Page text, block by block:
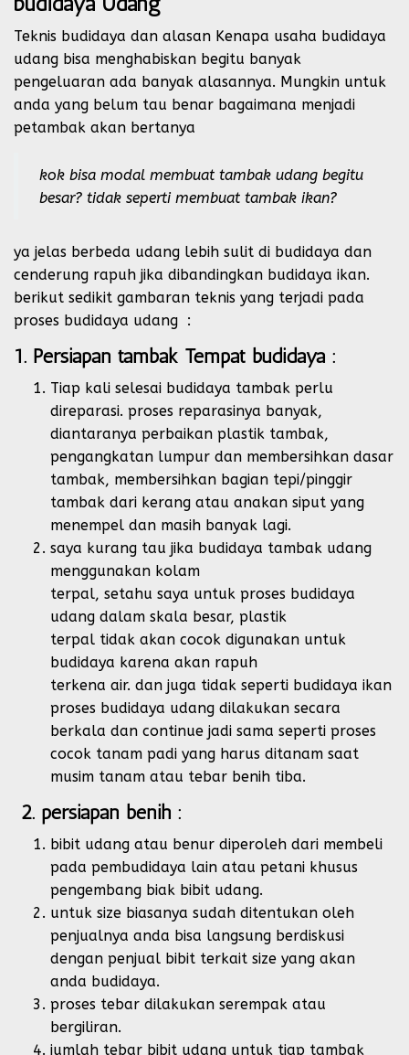
Teknis budidaya dan alasan Kenapa usaha budidaya
udang bisa menghabiskan begitu banyak
pengeluaran ada banyak alasannya. Mungkin untuk
anda yang belum tau benar bagaimana menjadi
petambak akan bertanya
kok bisa modal membuat tambak udang begitu
besar? tidak seperti membuat tambak ikan?
ya jelas berbeda udang lebih sulit di budidaya dan
cenderung rapuh jika dibandingkan budidaya ikan.
berikut sedikit gambaran teknis yang terjadi pada
proses budidaya udang :
1. Persiapan tambak Tempat budidaya :
Tiap kali selesai budidaya tambak perlu
direparasi. proses reparasinya banyak,
diantaranya perbaikan plastik tambak,
pengangkatan lumpur dan membersihkan dasar
tambak, membersihkan bagian tepi/pinggir
tambak dari kerang atau anakan siput yang
menempel dan masih banyak lagi.
saya kurang tau jika budidaya tambak udang
menggunakan kolam
terpal, setahu saya untuk proses budidaya
udang dalam skala besar, plastik
terpal tidak akan cocok digunakan untuk
budidaya karena akan rapuh
terkena air. dan juga tidak seperti budidaya ikan
proses budidaya udang dilakukan secara
berkala dan continue jadi sama seperti proses
cocok tanam padi yang harus ditanam saat
musim tanam atau tebar benih tiba.
2. persiapan benih :
bibit udang atau benur diperoleh dari membeli
pada pembudidaya lain atau petani khusus
pengembang biak bibit udang.
untuk size biasanya sudah ditentukan oleh
penjualnya anda bisa langsung berdiskusi
dengan penjual bibit terkait size yang akan
anda budidaya.
proses tebar dilakukan serempak atau
bergiliran.
jumlah tebar bibit udang untuk tiap tambak